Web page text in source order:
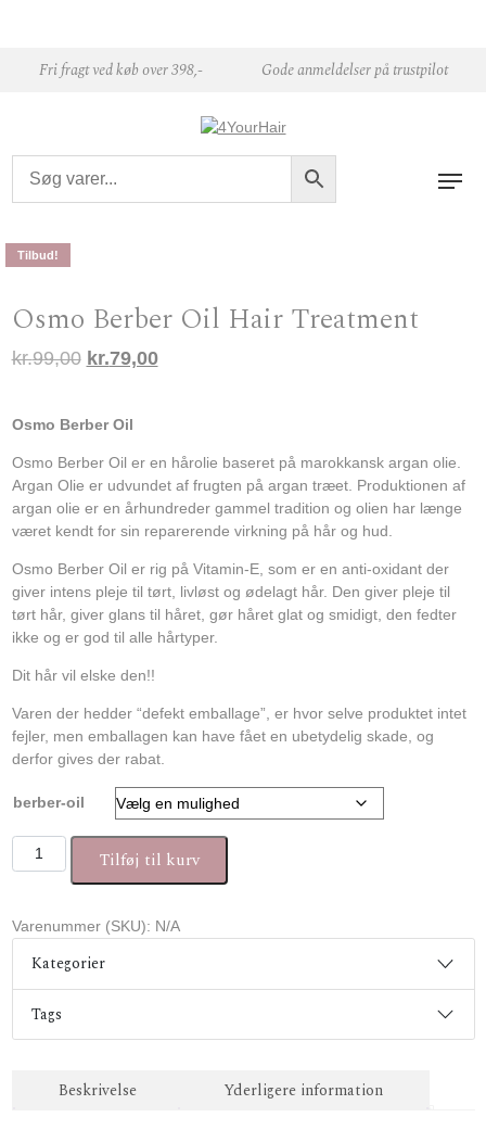
Fri fragt ved køb over 398,- Gode anmeldelser på trustpilot
Tilbud!
Osmo Berber Oil Hair Treatment
kr.99,00 Den oprindelige pris var: kr.99,00.
kr.79,00Den aktuelle pris er: kr.79,00.
Osmo Berber Oil
Osmo Berber Oil er en hårolie baseret på marokkansk argan olie.
Argan Olie er udvundet af frugten på argan træet. Produktionen af
argan olie er en århundreder gammel tradition og olien har længe
været kendt for sin reparerende virkning på hår og hud.
Osmo Berber Oil er rig på Vitamin-E, som er en anti-oxidant der
giver intens pleje til tørt, livløst og ødelagt hår. Den giver pleje til
tørt hår, giver glans til håret, gør håret glat og smidigt, den fedter
ikke og er god til alle hårtyper.
Dit hår vil elske den!!
Varen der hedder “defekt emballage”, er hvor selve produktet intet
fejler, men emballagen kan have fået en ubetydelig skade, og
derfor gives der rabat.
berber-oil
Osmo Berber Oil Hair Treatment antal
Tilføj til kurv
Varenummer (SKU): N/A
Kategorier
Tags
Beskrivelse Yderligere information